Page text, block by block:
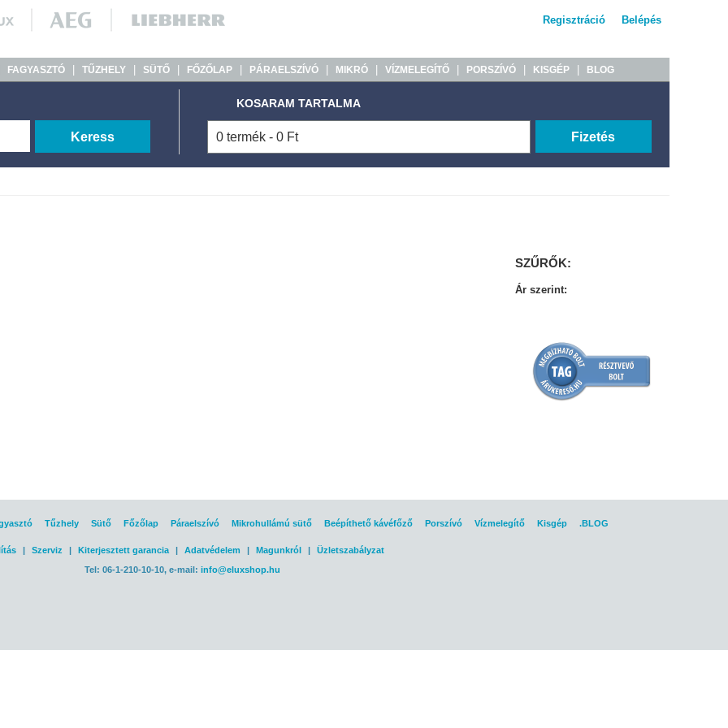
Regisztráció Belépés
FAGYASZTÓ TŰZHELY SÜTŐ FŐZŐLAP PÁRAELSZÍVÓ MIKRÓ VÍZMELEGÍTŐ PORSZÍVÓ KISGÉP BLOG
Keress
KOSARAM TARTALMA
0 termék - 0 Ft Fizetés
SZŰRŐK:
Ár szerint:
Tűzhely Sütő Főzőlap Páraelszívó Mikrohullámú sütő Beépíthető kávéfőző Porszívó Vízmelegítő Kisgép .BLOG
| Szerviz | Kiterjesztett garancia | Adatvédelem | Magunkról |
Üzletszabályzat
Tel: 06-1-210-10-10, e-mail: info@eluxshop.hu